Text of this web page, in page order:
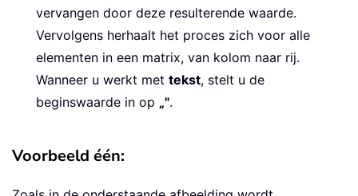
vervangen door deze resulterende waarde.
Vervolgens herhaalt het proces zich voor alle
elementen in een matrix, van kolom naar rij.
Wanneer u werkt met tekst, stelt u de
beginswaarde in op „".
Voorbeeld één: